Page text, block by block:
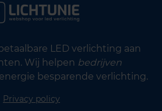
LED verlichting aan
Wij helpen bedrijven
besparende verlichting.
Privacy policy